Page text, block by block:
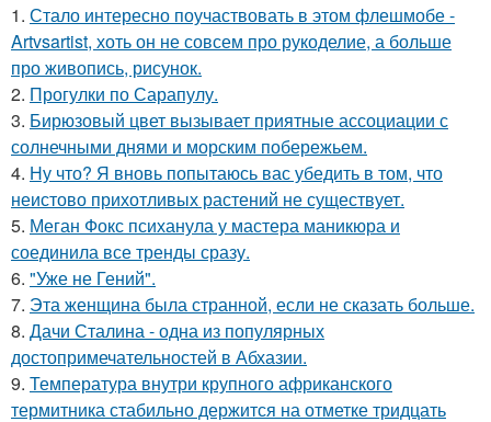
1. Стало интересно поучаствовать в этом флешмобе -
Artvsartist, хоть он не совсем про рукоделие, а больше
про живопись, рисунок.
2. Прогулки по Сарапулу.
3. Бирюзовый цвет вызывает приятные ассоциации с
солнечными днями и морским побережьем.
4. Ну что? Я вновь попытаюсь вас убедить в том, что
неистово прихотливых растений не существует.
5. Меган Фокс психанула у мастера маникюра и
соединила все тренды сразу.
6. "Уже не Гений".
7. Эта женщина была странной, если не сказать больше.
8. Дачи Сталина - одна из популярных
достопримечательностей в Абхазии.
9. Температура внутри крупного африканского
термитника стабильно держится на отметке тридцать